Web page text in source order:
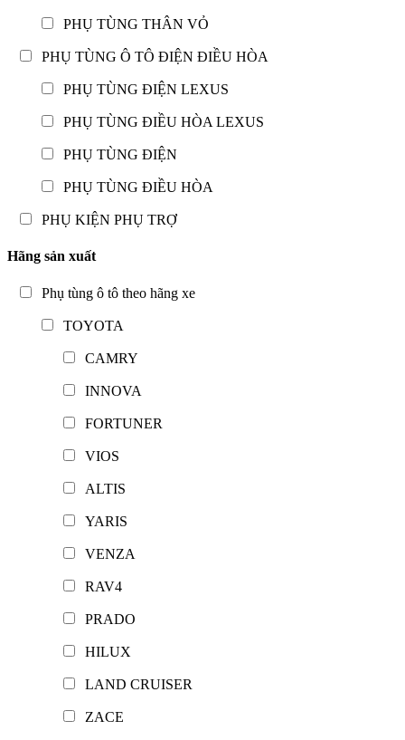
PHỤ TÙNG THÂN VỎ
PHỤ TÙNG Ô TÔ ĐIỆN ĐIỀU HÒA
PHỤ TÙNG ĐIỆN LEXUS
PHỤ TÙNG ĐIỀU HÒA LEXUS
PHỤ TÙNG ĐIỆN
PHỤ TÙNG ĐIỀU HÒA
PHỤ KIỆN PHỤ TRỢ
Hãng sản xuất
Phụ tùng ô tô theo hãng xe
TOYOTA
CAMRY
INNOVA
FORTUNER
VIOS
ALTIS
YARIS
VENZA
RAV4
PRADO
HILUX
LAND CRUISER
ZACE